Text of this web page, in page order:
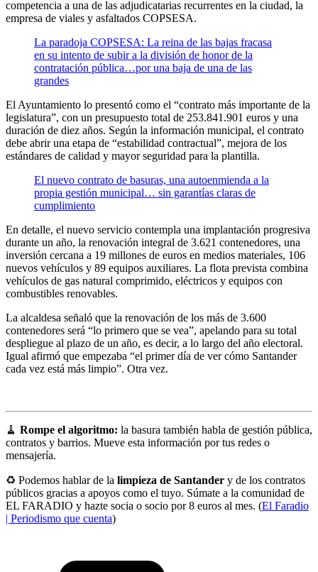
competencia a una de las adjudicatarias recurrentes en la ciudad, la
empresa de viales y asfaltados COPSESA.
La paradoja COPSESA: La reina de las bajas fracasa
en su intento de subir a la división de honor de la
contratación pública…por una baja de una de las
grandes
El Ayuntamiento lo presentó como el “contrato más importante de la
legislatura”, con un presupuesto total de 253.841.901 euros y una
duración de diez años. Según la información municipal, el contrato
debe abrir una etapa de “estabilidad contractual”, mejora de los
estándares de calidad y mayor seguridad para la plantilla.
El nuevo contrato de basuras, una autoenmienda a la
propia gestión municipal… sin garantías claras de
cumplimiento
En detalle, el nuevo servicio contempla una implantación progresiva
durante un año, la renovación integral de 3.621 contenedores, una
inversión cercana a 19 millones de euros en medios materiales, 106
nuevos vehículos y 89 equipos auxiliares. La flota prevista combina
vehículos de gas natural comprimido, eléctricos y equipos con
combustibles renovables.
La alcaldesa señaló que la renovación de los más de 3.600
contenedores será “lo primero que se vea”, apelando para su total
despliegue al plazo de un año, es decir, a lo largo del año electoral.
Igual afirmó que empezaba “el primer día de ver cómo Santander
cada vez está más limpio”. Otra vez.
🧹 Rompe el algoritmo: la basura también habla de gestión pública,
contratos y barrios. Mueve esta información por tus redes o
mensajería.
♻️ Podemos hablar de la limpieza de Santander y de los contratos
públicos gracias a apoyos como el tuyo. Súmate a la comunidad de
EL FARADIO y hazte socia o socio por 8 euros al mes. (El Faradio
| Periodismo que cuenta)